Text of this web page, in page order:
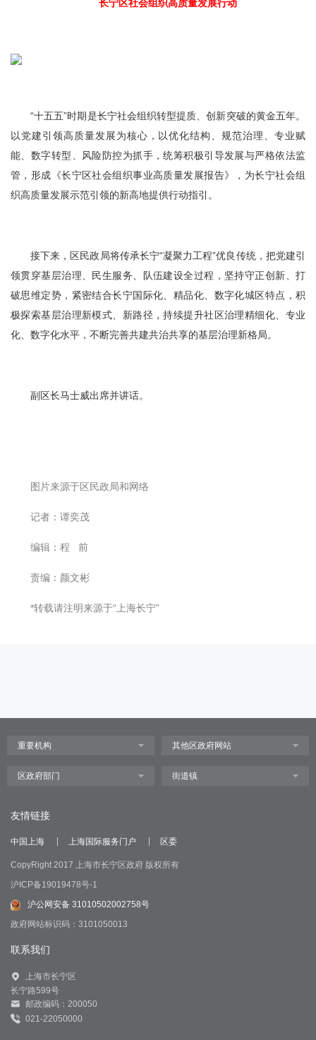
长宁区社会组织高质量发展行动
“十五五”时期是长宁社会组织转型提质、创新突破的黄金五年。
以党建引领高质量发展为核心，以优化结构、规范治理、专业赋
能、数字转型、风险防控为抓手，统筹积极引导发展与严格依法监
管，形成《长宁区社会组织事业高质量发展报告》，为长宁社会组
织高质量发展示范引领的新高地提供行动指引。
接下来，区民政局将传承长宁“凝聚力工程”优良传统，把党建引
领贯穿基层治理、民生服务、队伍建设全过程，坚持守正创新、打
破思维定势，紧密结合长宁国际化、精品化、数字化城区特点，积
极探索基层治理新模式、新路径，持续提升社区治理精细化、专业
化、数字化水平，不断完善共建共治共享的基层治理新格局。
副区长马士威出席并讲话。
图片来源于区民政局和网络
记者：谭奕茂
编辑：程 前
责编：颜文彬
*转载请注明来源于“上海长宁”
友情链接
中国上海 上海国际服务门户 区委
CopyRight 2017 上海市长宁区政府 版权所有
沪ICP备19019478号-1
沪公网安备 31010502002758号
政府网站标识码：3101050013
联系我们
上海市长宁区
长宁路599号
邮政编码：200050
021-22050000